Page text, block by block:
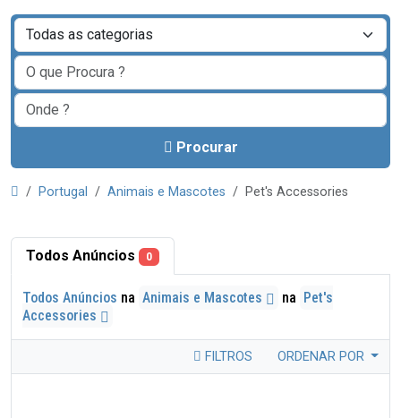
Procurar
Portugal Animais e Mascotes Pet's Accessories
Todos Anúncios 0
Todos Anúncios na Animais e Mascotes na Pet's
Accessories
FILTROS ORDENAR POR